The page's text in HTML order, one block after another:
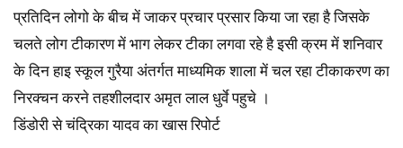
प्रतिदिन लोगो के बीच में जाकर प्रचार प्रसार किया जा रहा है जिसके
चलते लोग टीकारण में भाग लेकर टीका लगवा रहे है इसी क्रम में शनिवार
के दिन हाइ स्कूल गुरैया अंतर्गत माध्यमिक शाला में चल रहा टीकाकरण का
निरक्चन करने तहशीलदार अमृत लाल धुर्वे पहुचे ।
डिंडोरी से चंद्रिका यादव का खास रिपोर्ट